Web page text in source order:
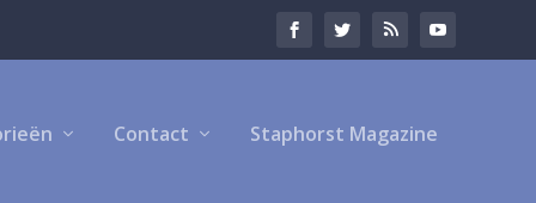
Contact Staphorst Magazine